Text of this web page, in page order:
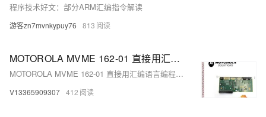
程序技术好文：部分ARM汇编指令解读
游客zn7mvnkypuy76 813
MOTOROLA MVME 162-01 直接用汇编语言编程的计算机程序
MOTOROLA MVME 162-01 直接用汇编语言编程的计算机程序
V13365909307 412